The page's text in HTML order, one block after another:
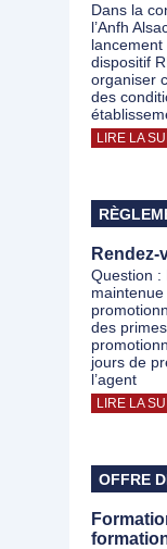
Dans la
l’Anfh
lancement
dispositif
organiser
des
LIRE LA
Question :
des
jours de
l’agent
LIRE LA
OFFRE